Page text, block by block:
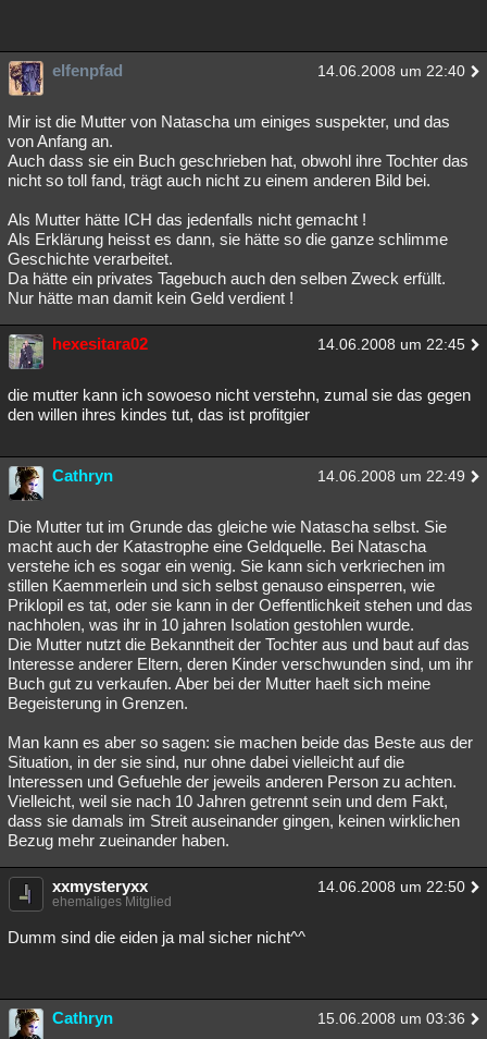
elfenpfad 14.06.2008 um 22:40
Mir ist die Mutter von Natascha um einiges suspekter, und das
von Anfang an.
Auch dass sie ein Buch geschrieben hat, obwohl ihre Tochter das
nicht so toll fand, trägt auch nicht zu einem anderen Bild bei.
Als Mutter hätte ICH das jedenfalls nicht gemacht !
Als Erklärung heisst es dann, sie hätte so die ganze schlimme
Geschichte verarbeitet.
Da hätte ein privates Tagebuch auch den selben Zweck erfüllt.
Nur hätte man damit kein Geld verdient !
hexesitara02 14.06.2008 um 22:45
die mutter kann ich sowoeso nicht verstehn, zumal sie das gegen
den willen ihres kindes tut, das ist profitgier
Cathryn 14.06.2008 um 22:49
Die Mutter tut im Grunde das gleiche wie Natascha selbst. Sie
macht auch der Katastrophe eine Geldquelle. Bei Natascha
verstehe ich es sogar ein wenig. Sie kann sich verkriechen im
stillen Kaemmerlein und sich selbst genauso einsperren, wie
Priklopil es tat, oder sie kann in der Oeffentlichkeit stehen und das
nachholen, was ihr in 10 jahren Isolation gestohlen wurde.
Die Mutter nutzt die Bekanntheit der Tochter aus und baut auf das
Interesse anderer Eltern, deren Kinder verschwunden sind, um ihr
Buch gut zu verkaufen. Aber bei der Mutter haelt sich meine
Begeisterung in Grenzen.
Man kann es aber so sagen: sie machen beide das Beste aus der
Situation, in der sie sind, nur ohne dabei vielleicht auf die
Interessen und Gefuehle der jeweils anderen Person zu achten.
Vielleicht, weil sie nach 10 Jahren getrennt sein und dem Fakt,
dass sie damals im Streit auseinander gingen, keinen wirklichen
Bezug mehr zueinander haben.
xxmysteryxx 14.06.2008 um 22:50
ehemaliges Mitglied
Dumm sind die eiden ja mal sicher nicht^^
Cathryn 15.06.2008 um 03:36